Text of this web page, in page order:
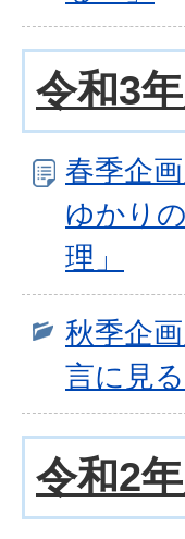
令和3
春季企
ゆかり
理」
秋季企
言に見
令和2